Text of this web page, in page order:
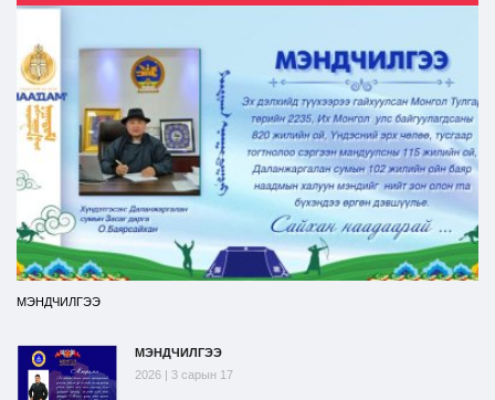
МЭНДЧИЛГЭЭ
МЭНДЧИЛГЭЭ
2026 | 3 сарын 17